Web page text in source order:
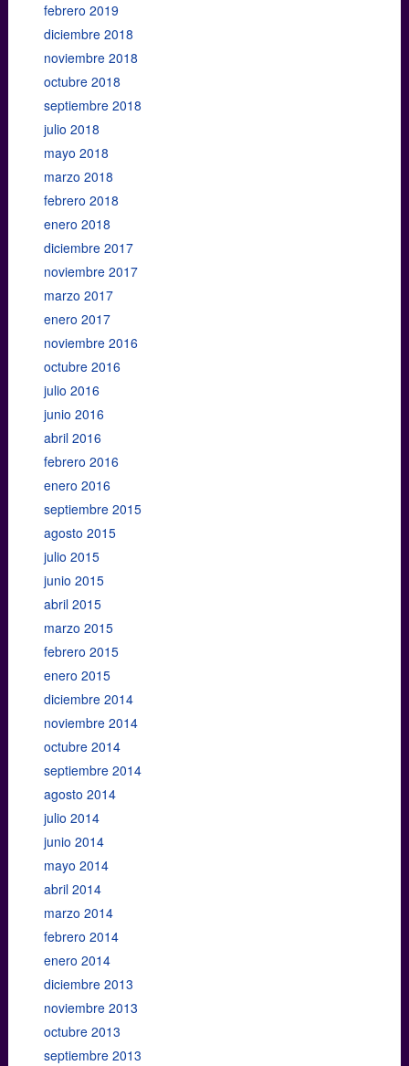
febrero 2019
diciembre 2018
noviembre 2018
octubre 2018
septiembre 2018
julio 2018
mayo 2018
marzo 2018
febrero 2018
enero 2018
diciembre 2017
noviembre 2017
marzo 2017
enero 2017
noviembre 2016
octubre 2016
julio 2016
junio 2016
abril 2016
febrero 2016
enero 2016
septiembre 2015
agosto 2015
julio 2015
junio 2015
abril 2015
marzo 2015
febrero 2015
enero 2015
diciembre 2014
noviembre 2014
octubre 2014
septiembre 2014
agosto 2014
julio 2014
junio 2014
mayo 2014
abril 2014
marzo 2014
febrero 2014
enero 2014
diciembre 2013
noviembre 2013
octubre 2013
septiembre 2013